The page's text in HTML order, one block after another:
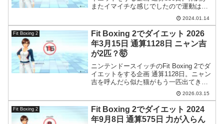
またイマイチな感じでしたので運動は控
2024.01.14
Fit Boxing 2
Fit Boxing 2でダイエット 2026
年3月15日 通算1128日 ニャン吉
が2匹？🤯
ニンテンドースイッチのFit Boxing 2でダ
イエットをする企画 通算1128日。ニャン
吉を呼んだら似た猫がもう一匹出てきて
2026.03.15
Fit Boxing 2
Fit Boxing 2でダイエット 2024
年9月8日 通算575日 力が入らん